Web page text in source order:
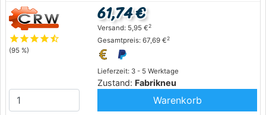
starstarstarstarstar_half
(95 %)
Lieferzeit: 3 - 5 Werktage
Zustand: Fabrikneu
61,74 €
Versand: 5,95 €2
Gesamtpreis: 67,69 €2
Warenkorb